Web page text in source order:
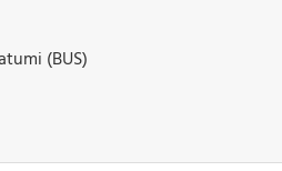
(BUS)